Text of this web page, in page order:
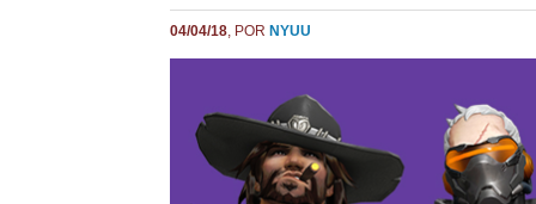
proporcionaram todas as oportunidades de
local chamado Jesse McCree e uma série
crimes improvisados juntos abriram os olhos
para sua verdadeira vocação. A...
04/04/18, POR NYUU